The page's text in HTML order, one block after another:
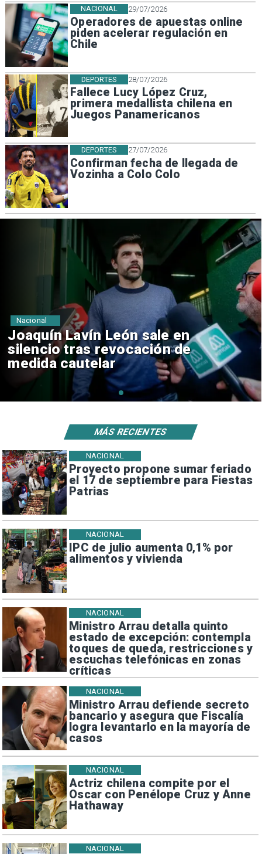
29/07/2026
Operadores de apuestas online
piden acelerar regulación en
Chile
NACIONAL
28/07/2026
Fallece Lucy López Cruz,
primera medallista chilena en
Juegos Panamericanos
DEPORTES
27/07/2026
Confirman fecha de llegada de
Vozinha a Colo Colo
DEPORTES
Chile y Venezuela formalizan
reinicio de relaciones
consulares
Nacional
Proyecto propone sumar feriado
el 17 de septiembre para Fiestas
Patrias
NACIONAL
IPC de julio aumenta 0,1% por
alimentos y vivienda
NACIONAL
Ministro Arrau detalla quinto
estado de excepción: contempla
toques de queda, restricciones y
escuchas telefónicas en zonas
críticas
NACIONAL
Ministro Arrau defiende secreto
bancario y asegura que Fiscalía
logra levantarlo en la mayoría de
casos
NACIONAL
Actriz chilena compite por el
Oscar con Penélope Cruz y Anne
Hathaway
NACIONAL
NACIONAL
MÁS RECIENTES